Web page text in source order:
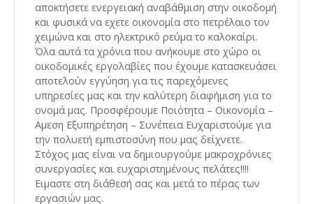
αποκτήσετε ενεργειακή αναβάθμιση στην οικοδομή
και φυσικά να εχετε οικονομία στο πετρέλαιο τον
χειμώνα και στο ηλεκτρικό ρεύμα το καλοκαίρι.
Όλα αυτά τα χρόνια που ανήκουμε στο χώρο οι
οικοδομικές εργολαβίες που έχουμε κατασκευάσει
αποτελούν εγγύηση για τις παρεχόμενες
υπηρεσίες μας και την καλύτερη διαφήμιση για το
ονομά μας. Προσφέρουμε Ποιότητα – Οικονομία –
Αμεση Εξυπηρέτηση – Συνέπεια Ευχαριστούμε για
την πολυετή εμπιστοσύνη που μας δείχνετε.
Στόχος μας είναι να δημιουργούμε μακροχρόνιες
συνεργασίες και ευχαριστημένους πελάτες!!!!
Ειμαστε στη διάθεσή σας και μετά το πέρας των
εργασιών μας.